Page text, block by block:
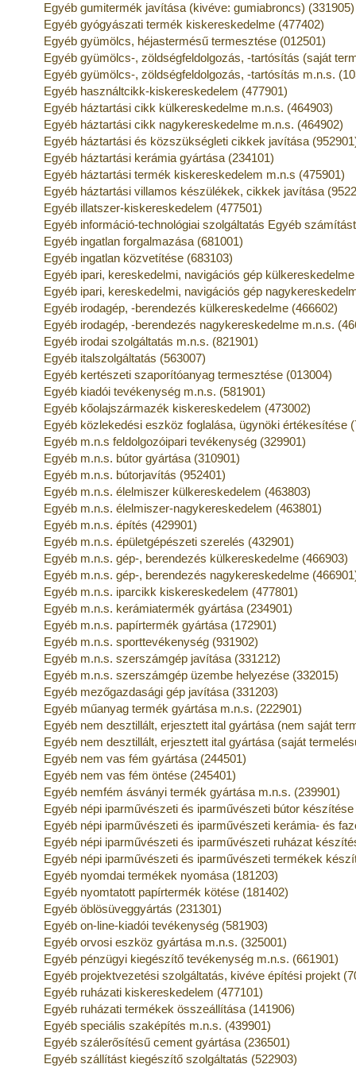
Egyéb gumitermék javítása (kivéve: gumiabroncs) (331905)
Egyéb gyógyászati termék kiskereskedelme (477402)
Egyéb gyümölcs, héjastermésű termesztése (012501)
Egyéb gyümölcs-, zöldségfeldolgozás, -tartósítás (saját
Egyéb gyümölcs-, zöldségfeldolgozás, -tartósítás m.n.s.
Egyéb használtcikk-kiskereskedelem (477901)
Egyéb háztartási cikk külkereskedelme m.n.s. (464903)
Egyéb háztartási cikk nagykereskedelme m.n.s. (464902)
Egyéb háztartási és közszükségleti cikkek javítása
Egyéb háztartási kerámia gyártása (234101)
Egyéb háztartási termék kiskereskedelem m.n.s (475901)
Egyéb háztartási villamos készülékek, cikkek javítása
Egyéb illatszer-kiskereskedelem (477501)
Egyéb információ-technológiai szolgáltatás Egyéb
Egyéb ingatlan forgalmazása (681001)
Egyéb ingatlan közvetítése (683103)
Egyéb ipari, kereskedelmi, navigációs gép
Egyéb ipari, kereskedelmi, navigációs gép
Egyéb irodagép, -berendezés külkereskedelme (466602)
Egyéb irodagép, -berendezés nagykereskedelme m.n.s.
Egyéb irodai szolgáltatás m.n.s. (821901)
Egyéb italszolgáltatás (563007)
Egyéb kertészeti szaporítóanyag termesztése (013004)
Egyéb kiadói tevékenység m.n.s. (581901)
Egyéb kőolajszármazék kiskereskedelem (473002)
Egyéb közlekedési eszköz foglalása, ügynöki értékesítése
Egyéb m.n.s feldolgozóipari tevékenység (329901)
Egyéb m.n.s. bútor gyártása (310901)
Egyéb m.n.s. bútorjavítás (952401)
Egyéb m.n.s. élelmiszer külkereskedelem (463803)
Egyéb m.n.s. élelmiszer-nagykereskedelem (463801)
Egyéb m.n.s. építés (429901)
Egyéb m.n.s. épületgépészeti szerelés (432901)
Egyéb m.n.s. gép-, berendezés külkereskedelme (466903)
Egyéb m.n.s. gép-, berendezés nagykereskedelme
Egyéb m.n.s. iparcikk kiskereskedelem (477801)
Egyéb m.n.s. kerámiatermék gyártása (234901)
Egyéb m.n.s. papírtermék gyártása (172901)
Egyéb m.n.s. sporttevékenység (931902)
Egyéb m.n.s. szerszámgép javítása (331212)
Egyéb m.n.s. szerszámgép üzembe helyezése (332015)
Egyéb mezőgazdasági gép javítása (331203)
Egyéb műanyag termék gyártása m.n.s. (222901)
Egyéb nem desztillált, erjesztett ital gyártása (nem saját
Egyéb nem desztillált, erjesztett ital gyártása (saját
Egyéb nem vas fém gyártása (244501)
Egyéb nem vas fém öntése (245401)
Egyéb nemfém ásványi termék gyártása m.n.s. (239901)
Egyéb népi iparművészeti és iparművészeti bútor
Egyéb népi iparművészeti és iparművészeti kerámia- és
Egyéb népi iparművészeti és iparművészeti ruházat
Egyéb népi iparművészeti és iparművészeti termékek
Egyéb nyomdai termékek nyomása (181203)
Egyéb nyomtatott papírtermék kötése (181402)
Egyéb öblösüveggyártás (231301)
Egyéb on-line-kiadói tevékenység (581903)
Egyéb orvosi eszköz gyártása m.n.s. (325001)
Egyéb pénzügyi kiegészítő tevékenység m.n.s. (661901)
Egyéb projektvezetési szolgáltatás, kivéve építési projekt
Egyéb ruházati kiskereskedelem (477101)
Egyéb ruházati termékek összeállítása (141906)
Egyéb speciális szaképítés m.n.s. (439901)
Egyéb szálerősítésű cement gyártása (236501)
Egyéb szállítást kiegészítő szolgáltatás (522903)